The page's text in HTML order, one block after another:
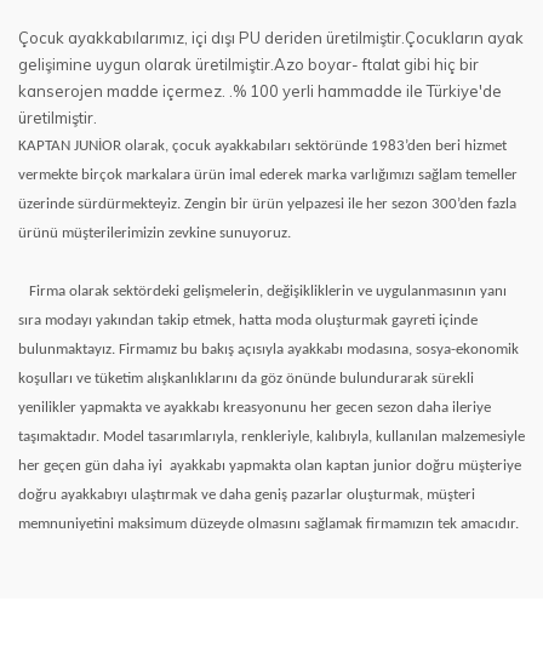
Çocuk ayakkabılarımız, içi dışı PU deriden üretilmiştir.Çocukların ayak
gelişimine uygun olarak üretilmiştir.Azo boyar- ftalat gibi hiç bir
kanserojen madde içermez. .% 100 yerli hammadde ile Türkiye'de
üretilmiştir.
KAPTAN JUNİOR olarak, çocuk ayakkabıları sektöründe 1983’den beri hizmet
vermekte birçok markalara ürün imal ederek marka varlığımızı sağlam temeller
üzerinde sürdürmekteyiz. Zengin bir ürün yelpazesi ile her sezon 300’den fazla
ürünü müşterilerimizin zevkine sunuyoruz.
Firma olarak sektördeki gelişmelerin, değişikliklerin ve uygulanmasının yanı
sıra modayı yakından takip etmek, hatta moda oluşturmak gayreti içinde
bulunmaktayız. Firmamız bu bakış açısıyla ayakkabı modasına, sosya-ekonomik
koşulları ve tüketim alışkanlıklarını da göz önünde bulundurarak sürekli
yenilikler yapmakta ve ayakkabı kreasyonunu her gecen sezon daha ileriye
taşımaktadır. Model tasarımlarıyla, renkleriyle, kalıbıyla, kullanılan malzemesiyle
her geçen gün daha iyi ayakkabı yapmakta olan kaptan junior doğru müşteriye
doğru ayakkabıyı ulaştırmak ve daha geniş pazarlar oluşturmak, müşteri
memnuniyetini maksimum düzeyde olmasını sağlamak firmamızın tek amacıdır.